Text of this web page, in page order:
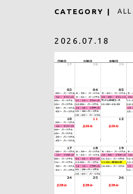
CATEGORY ALL
2026.07.18